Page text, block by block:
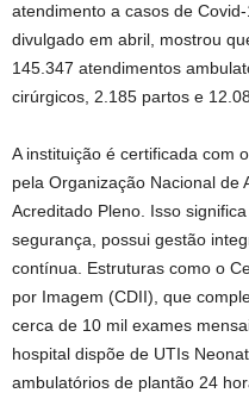
atendimento a casos de
divulgado em abril, mostrou
145.347 atendimentos
cirúrgicos, 2.185 partos e
A instituição é certificada com
pela Organização Nacional de
Acreditado Pleno. Isso
segurança, possui gestão
contínua. Estruturas como o
por Imagem (CDII), que
cerca de 10 mil exames
hospital dispõe de UTIs
ambulatórios de plantão 24